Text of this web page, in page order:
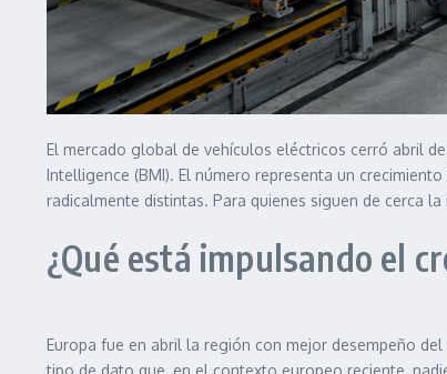
El mercado global de vehículos eléctricos cerró abril
Intelligence (BMI). El número representa un
radicalmente distintas. Para quienes siguen de
¿Qué está impulsando el
Europa fue en abril la región con mejor desempeño
tipo de dato que, en el contexto europeo reciente,